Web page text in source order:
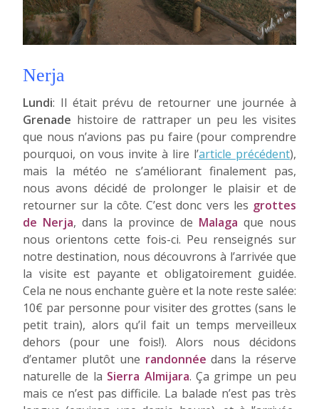
Nerja
Lundi: Il était prévu de retourner une journée à
Grenade histoire de rattraper un peu les visites
que nous n’avions pas pu faire (pour comprendre
pourquoi, on vous invite à lire l’article précédent),
mais la météo ne s’améliorant finalement pas,
nous avons décidé de prolonger le plaisir et de
retourner sur la côte. C’est donc vers les grottes
de Nerja, dans la province de Malaga que nous
nous orientons cette fois-ci. Peu renseignés sur
notre destination, nous découvrons à l’arrivée que
la visite est payante et obligatoirement guidée.
Cela ne nous enchante guère et la note reste salée:
10€ par personne pour visiter des grottes (sans le
petit train), alors qu’il fait un temps merveilleux
dehors (pour une fois!). Alors nous décidons
d’entamer plutôt une randonnée dans la réserve
naturelle de la Sierra Almijara. Ça grimpe un peu
mais ce n’est pas difficile. La balade n’est pas très